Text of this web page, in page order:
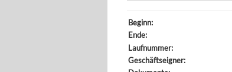
Beginn:
Ende:
Laufnummer:
Geschäftseigner: